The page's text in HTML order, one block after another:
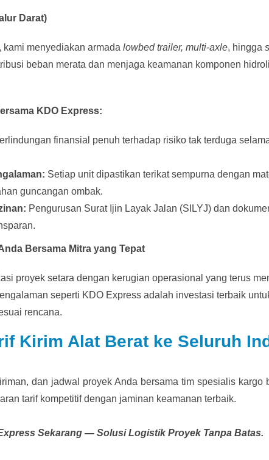
Darat)
menyediakan armada lowbed trailer, multi-axle, hingga
beban merata dan menjaga keamanan komponen
KDO Express:
finansial penuh terhadap risiko tak terduga
Setiap unit dipastikan terikat sempurna dengan
guncangan ombak.
Pengurusan Surat Ijin Layak Jalan (SILYJ) dan
Bersama Mitra yang Tepat
proyek setara dengan kerugian operasional yang terus
seperti KDO Express adalah investasi terbaik
rencana.
Kirim Alat Berat ke Seluruh
dan jadwal proyek Anda bersama tim spesialis kargo
tarif kompetitif dengan jaminan keamanan terbaik.
Sekarang — Solusi Logistik Proyek Tanpa Batas.